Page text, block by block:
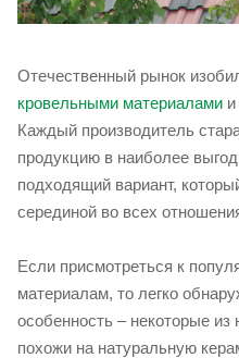
Отечественный рынок
кровельными материалами
Каждый производитель
продукцию в наиболее
подходящий вариант,
серединой во всех
Если присмотреться к
материалам, то легко
особенность – некоторые из
похожи на натуральную